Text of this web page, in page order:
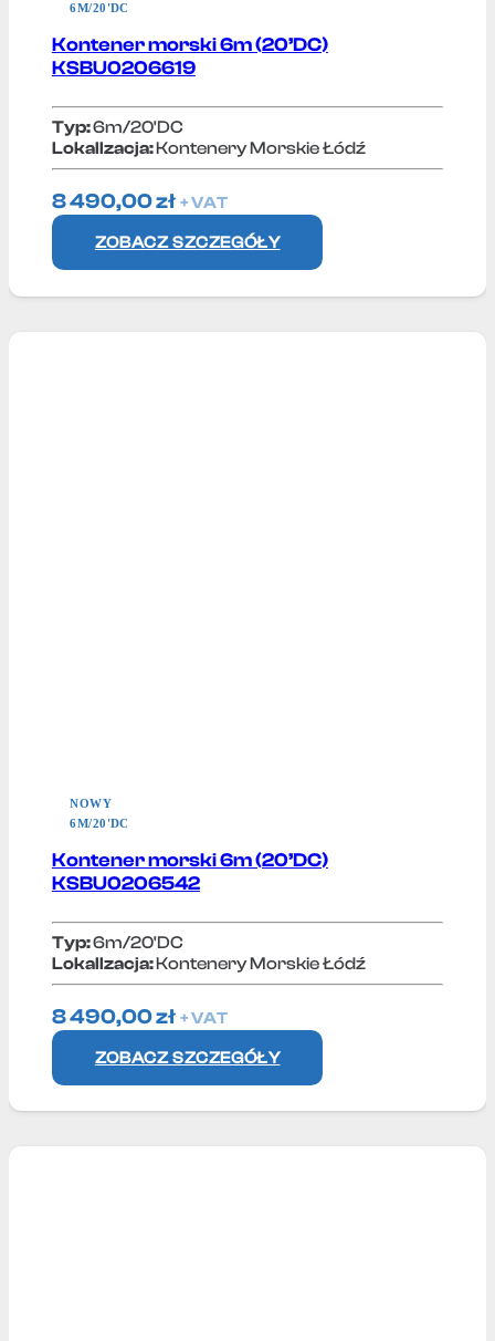
6M/20'DC
Kontener morski 6m (20’DC)
KSBU0206619
Typ:6m/20'DC
Lokallzacja:Kontenery Morskie Łódź
8 490,00zł + VAT
ZOBACZ SZCZEGÓŁY
NOWY
6M/20'DC
Kontener morski 6m (20’DC)
KSBU0206542
Typ:6m/20'DC
Lokallzacja:Kontenery Morskie Łódź
8 490,00zł + VAT
ZOBACZ SZCZEGÓŁY